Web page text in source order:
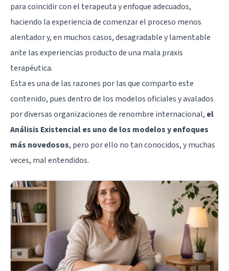
para coincidir con el terapeuta y enfoque adecuados,
haciendo la experiencia de comenzar el proceso menos
alentador y, en muchos casos, desagradable y lamentable
ante las experiencias producto de una mala praxis
terapéutica.
Esta es una de las razones por las que comparto este
contenido, pues dentro de los modelos oficiales y avalados
por diversas organizaciones de renombre internacional, el
Análisis Existencial es uno de los modelos y enfoques
más novedosos, pero por ello no tan conocidos, y muchas
veces, mal entendidos.